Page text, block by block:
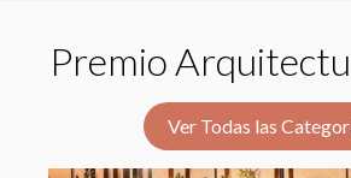
Premio
Ver Todas las